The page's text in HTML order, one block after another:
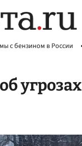
с бензином в России
угрозах